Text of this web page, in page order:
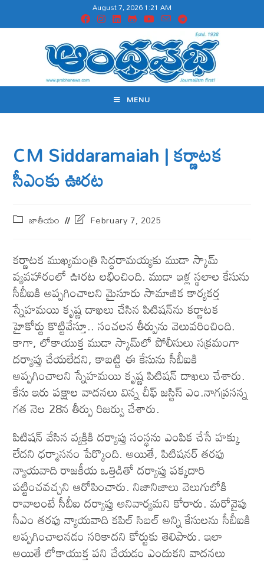
August 7, 2026 1:21 AM
MENU
CM Siddaramaiah | క‌ర్ణాట‌క
సీఎంకు ఊర‌ట
జాతీయం February 7, 2025
క‌ర్ణాట‌క‌ ముఖ్యమంత్రి సిద్ధరామయ్యకు ముడా స్కామ్
వ్యవహారంలో ఊరట లభించింది. ముడా ఇళ్ల స్థలాల కేసును
సీబీఐకి అప్పగించాలని మైసూరు సామాజిక కార్యకర్త
స్నేహమయి కృష్ణ దాఖలు చేసిన పిటిషన్‌ను కర్ణాటక
హైకోర్టు కొట్టివేస్తూ.. సంచలన తీర్పును వెలువరించింది.
కాగా, లోకాయుక్త ముడా స్కామ్‌లో పోలీసులు సక్రమంగా
దర్యాప్తు చేయలేదని, కాబట్టి ఈ కేసును సీబీఐకి
అప్పగించాలని స్నేహమయి కృష్ణ పిటిషన్ దాఖలు చేశారు.
కేసు ఇరు పక్షాల వాదనలు విన్న చీఫ్ జస్టిస్ ఎం.నాగప్రసన్న
గత నెల 28న తీర్పు రిజర్వు చేశారు.
పిటిషన్ వేసిన వ్యక్తికి దర్యాప్తు సంస్థను ఎంపిక చేసే హక్కు
లేదని ధర్మాసనం పేర్కొంది. అయితే, పిటిషనర్ తరఫు
న్యాయవాది రాజకీయ ఒత్తిడితో దర్యాప్తు పక్కదారి
పట్టించవచ్చని ఆరోపించారు. నిజానిజాలు వెలుగులోకి
రావాలంటే సీబీఐ దర్యాప్తు అనివార్యమని కోరారు. మరోవైపు
సీఎం తరఫు న్యాయవాది కపిల్‌ సిబల్‌ అన్ని కేసులను సీబీఐకి
అప్పగించాలనడం సరికాదని కోర్టుకు తెలిపారు. ఇలా
అయితే లోకాయుక్త పని చేయడం ఎందుకని వాదనలు